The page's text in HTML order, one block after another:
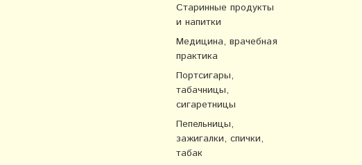
Старинные продукты
и напитки
Медицина, врачебная
практика
Портсигары,
табачницы,
сигаретницы
Пепельницы,
зажигалки, спички,
табак